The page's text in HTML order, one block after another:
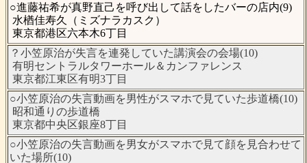
○進藤祐希が真野直己を呼び出して話をしたバーの店内(9)
水楢佳寿久（ミズナラカスク）
東京都港区六本木6丁目
？小笠原治が失言を連発していた講演会の会場(10)
有明セントラルタワーホール＆カンファレンス
東京都江東区有明3丁目
○小笠原治の失言動画を男性がスマホで見ていた歩道橋(10)
昭和通りの歩道橋
東京都中央区銀座8丁目
○小笠原治の失言動画を男女がスマホで見て顔を見合わせて
いた場所(10)